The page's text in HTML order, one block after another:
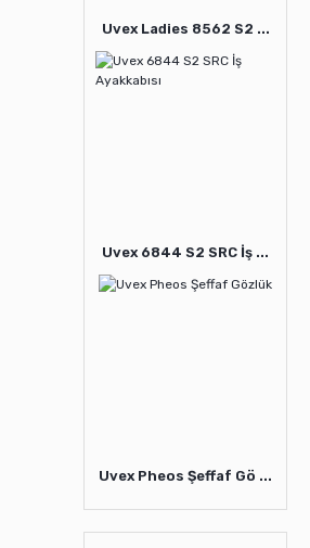
Uvex Ladies 8562 S2 ...
Uvex 6844 S2 SRC İş ...
Uvex Pheos Şeffaf Gö ...